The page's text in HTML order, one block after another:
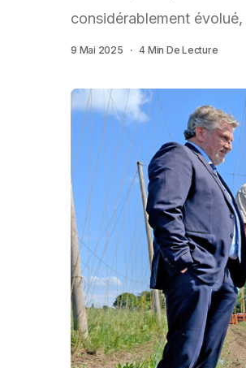
considérablement
9 Mai 2025 4 Min De Lecture